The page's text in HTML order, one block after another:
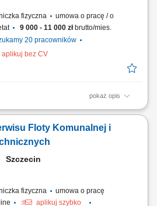
fizyczna
umowa o pracę / o
9 000 - 11 000 złbrutto/mies.
20 pracowników
aplikuj bez CV
pokaż opis
w domkach kempingowych zgodnie z
Kłaść linoleum, wykładziny
świetlne i kontakty;
Floty Komunalnej i
Szczecin
fizyczna
umowa o pracę
aplikuj szybko